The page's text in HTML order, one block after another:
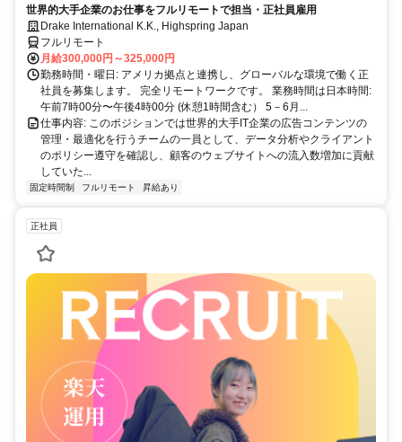
世界的大手企業のお仕事をフルリモートで担当・正社員雇用
Drake International K.K., Highspring Japan
フルリモート
月給300,000円～325,000円
勤務時間・曜日: アメリカ拠点と連携し、グローバルな環境で働く正
社員を募集します。 完全リモートワークです。 業務時間は日本時間:
午前7時00分〜午後4時00分 (休憩1時間含む） 5－6月...
仕事内容: このポジションでは世界的大手IT企業の広告コンテンツの
管理・最適化を行うチームの一員として、データ分析やクライアント
のポリシー遵守を確認し、顧客のウェブサイトへの流入数増加に貢献
していた...
固定時間制 フルリモート 昇給あり
正社員